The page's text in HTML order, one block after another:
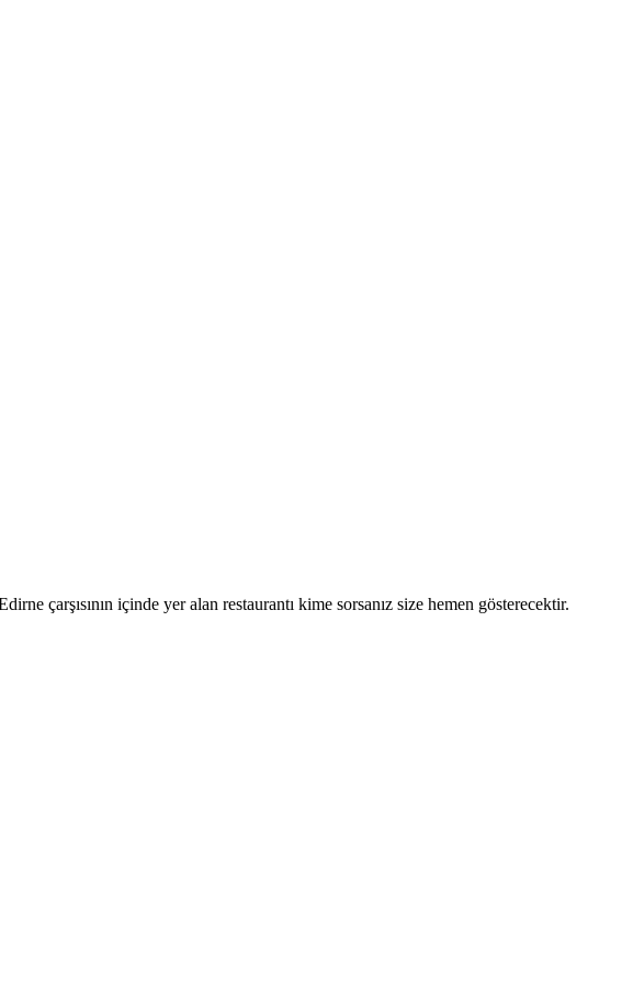
çarşısının içinde yer alan restaurantı kime sorsanız size hemen gösterecektir.